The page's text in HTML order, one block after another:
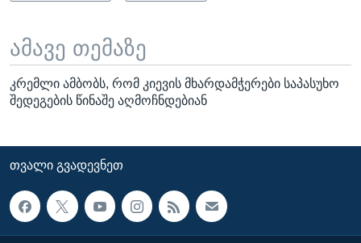
ამავე თემაზე
კრემლი ამბობს, რომ კიევის მხარდამჭერები საპასუხო
შედეგების წინაშე აღმოჩნდებიან
ᲗᲕᲐᲚᲘ ᲒᲕᲐᲓᲔᲕᲜᲔᲗ